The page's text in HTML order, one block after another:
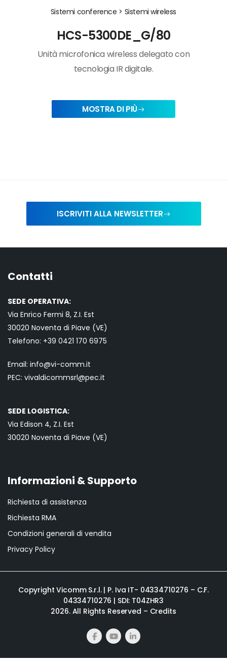
Sistemi conference > Sistemi wireless
HCS-5300DE_G/80
Unità microfonica wireless delegato con
tecnologia IR digitale.
MOSTRA DI PIÙ
ISCRIVITI ALLA NEWSLETTER
Contatti
SEDE OPERATIVA:
Via Enrico Fermi 8, Z.I. Est
30020 Noventa di Piave (VE)
Telefono: +39 0421 170 6975
Email: info@vi-comm.it
PEC: vivaldicommsrl@pec.it
SEDE LOGISTICA:
Via Edison 4, Z.I. Est
30020 Noventa di Piave (VE)
Informazioni & Supporto
Richiesta di assistenza
Richiesta RMA
Condizioni generali di vendita
Privacy Policy
Copyright Vicomm S.r.l. | P. Iva IT- 04334710276 – C.F.
04334710276 | SDI: T04ZHR3
2026. All Rights Reserved – Credits